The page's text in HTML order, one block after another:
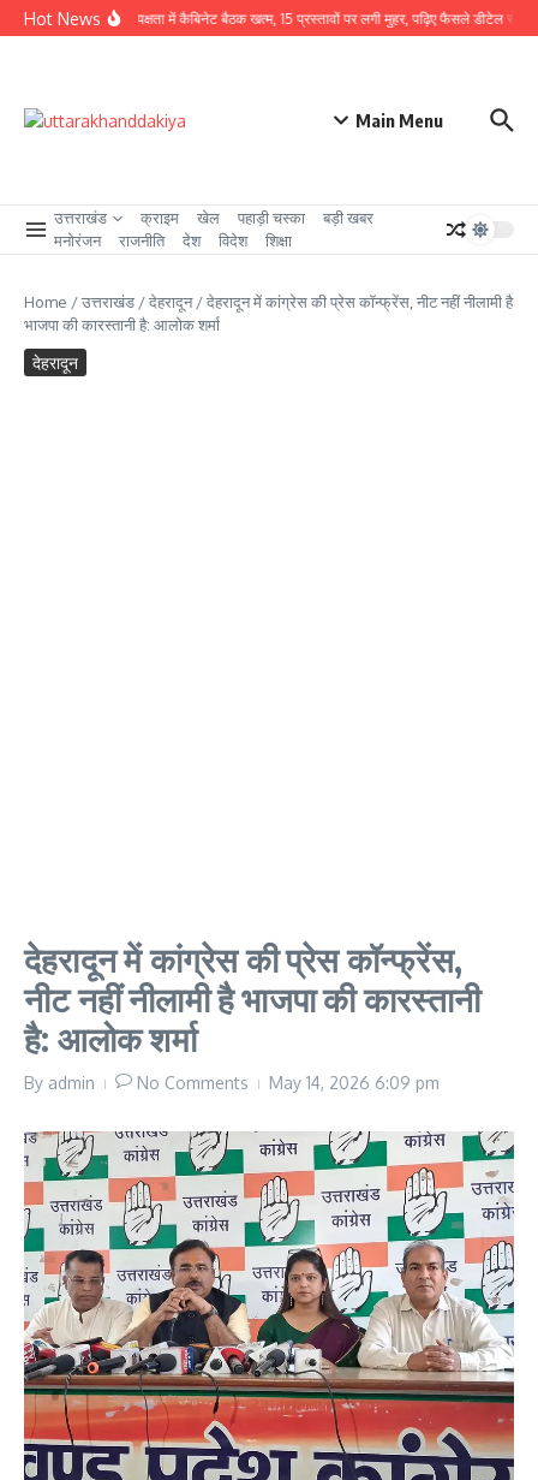
Skip to content
Hot News
CM धामी की अध्यक्षता में कैबिनेट बैठक खत्म, 15 प्रस्तावों पर लगी मुहर, पढ़िए फैसले डीटेल से
Main Menu
उत्तराखंड क्राइम खेल पहाड़ी चस्का
बड़ी खबर
मनोरंजन
राजनीति देश विदेश शिक्षा
Home /उत्तराखंड /देहरादून/देहरादून में कांग्रेस की प्रेस कॉन्फ्रेंस, नीट नहीं नीलामी है
भाजपा की कारस्तानी है: आलोक शर्मा
देहरादून
देहरादून में कांग्रेस की प्रेस कॉन्फ्रेंस,
नीट नहीं नीलामी है भाजपा की कारस्तानी
है: आलोक शर्मा
By admin No Comments May 14, 2026 6:09 pm